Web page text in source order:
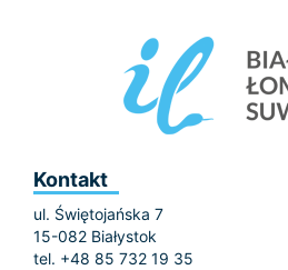
Kontakt
ul. Świętojańska 7
15-082 Białystok
tel. +48 85 732 19 35